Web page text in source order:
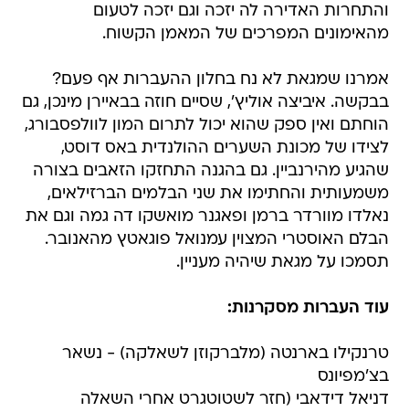
והתחרות האדירה לה יזכה וגם יזכה לטעום
מהאימונים המפרכים של המאמן הקשוח.
אמרנו שמגאת לא נח בחלון ההעברות אף פעם?
בבקשה. איביצה אוליץ', שסיים חוזה בבאיירן מינכן, גם
הוחתם ואין ספק שהוא יכול לתרום המון לוולפסבורג,
לצידו של מכונת השערים ההולנדית באס דוסט,
שהגיע מהירנביין. גם בהגנה התחזקו הזאבים בצורה
משמעותית והחתימו את שני הבלמים הברזילאים,
נאלדו מוורדר ברמן ופאגנר מואשקו דה גמה וגם את
הבלם האוסטרי המצוין עמנואל פוגאטץ מהאנובר.
תסמכו על מגאת שיהיה מעניין.
עוד העברות מסקרנות:
טרנקילו בארנטה (מלברקוזן לשאלקה) - נשאר
בצ'מפיונס
דניאל דידאבי (חזר לשטוטגרט אחרי השאלה